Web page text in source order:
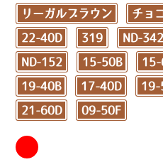
リーガルブラウン チョ
22-40D 319 ND-342
ND-152 15-50B 15-
19-40B 17-40D 19-
21-60D 09-50F